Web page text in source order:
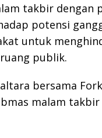
takbir dengan
potensi
untuk
publik.
bersama
malam